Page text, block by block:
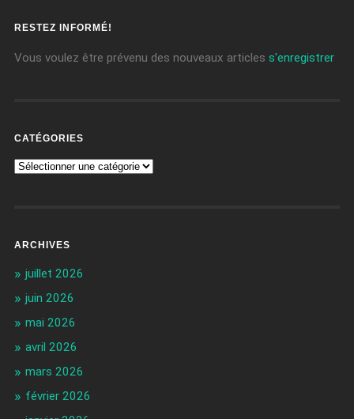
RESTEZ INFORMÉ!
Vous voulez être prévenu des nouveaux articles s'enregistrer
CATÉGORIES
ARCHIVES
juillet 2026
juin 2026
mai 2026
avril 2026
mars 2026
février 2026